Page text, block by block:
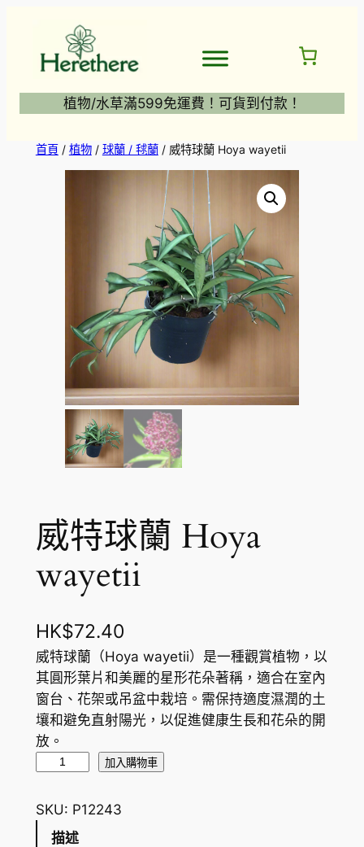
植物/水草滿599免運費！可貨到付款！
首頁/ 植物/ 球蘭 / 毬蘭/ 威特球蘭 Hoya wayetii
威特球蘭 Hoya
wayetii
HK$72.40
威特球蘭（Hoya wayetii）是一種觀賞植物，以
其圓形葉片和美麗的星形花朵著稱，適合在室內
窗台、花架或吊盆中栽培。需保持適度濕潤的土
壤和避免直射陽光，以促進健康生長和花朵的開
放。
球
蘭
加入購物車
SKU: P12243
描述